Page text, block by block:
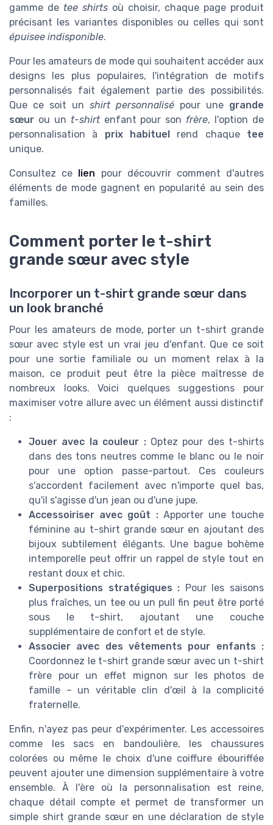
gamme de tee shirts où choisir, chaque page produit
précisant les variantes disponibles ou celles qui sont
épuisee indisponible.
Pour les amateurs de mode qui souhaitent accéder aux
designs les plus populaires, l'intégration de motifs
personnalisés fait également partie des possibilités.
Que ce soit un shirt personnalisé pour une grande
sœur ou un t-shirtenfant pour son frère, l'option de
personnalisation à prix habituel rend chaque tee
unique.
Consultez ce lien pour découvrir comment d'autres
éléments de mode gagnent en popularité au sein des
familles.
Comment porter le t-shirt
grande sœur avec style
Incorporer un t-shirt grande sœur dans
un look branché
Pour les amateurs de mode, porter un t-shirt grande
sœur avec style est un vrai jeu d'enfant. Que ce soit
pour une sortie familiale ou un moment relax à la
maison, ce produit peut être la pièce maîtresse de
nombreux looks. Voici quelques suggestions pour
maximiser votre allure avec un élément aussi distinctif
:
Jouer avec la couleur :Optez pour des t-shirts
dans des tons neutres comme le blanc ou le noir
pour une option passe-partout. Ces couleurs
s'accordent facilement avec n'importe quel bas,
qu'il s'agisse d'un jean ou d'une jupe.
Accessoiriser avec goût :Apporter une touche
féminine au t-shirt grande sœur en ajoutant des
bijoux subtilement élégants. Une bague bohème
intemporelle peut offrir un rappel de style tout en
restant doux et chic.
Superpositions stratégiques : Pour les saisons
plus fraîches, un tee ou un pull fin peut être porté
sous le t-shirt, ajoutant une couche
supplémentaire de confort et de style.
Associer avec des vêtements pour enfants :
Coordonnez le t-shirt grande sœur avec un t-shirt
frère pour un effet mignon sur les photos de
famille – un véritable clin d'œil à la complicité
fraternelle.
Enfin, n'ayez pas peur d'expérimenter. Les accessoires
comme les sacs en bandoulière, les chaussures
colorées ou même le choix d'une coiffure ébouriffée
peuvent ajouter une dimension supplémentaire à votre
ensemble. À l'ère où la personnalisation est reine,
chaque détail compte et permet de transformer un
simple shirt grande sœur en une déclaration de style